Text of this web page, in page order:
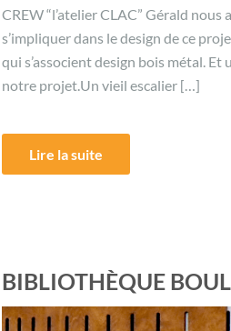
CREW “l’atelier CLAC” Gérald nous
s’impliquer dans le design de ce
qui s’associent design bois métal. Et
notre projet.Un vieil escalier […]
Lire la suite
BIBLIOTHÈQUE